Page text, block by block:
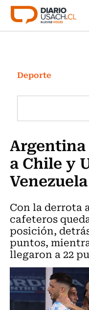
Click acá para ir
Investigación
Cultura
Programas
Deporte
a Chile y
Venezuela
Con la derrota
cafeteros
posición,
puntos,
llegaron a 22